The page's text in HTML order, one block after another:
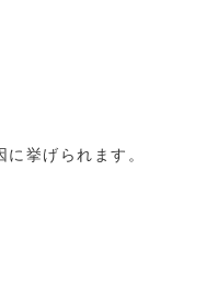
挙げられます。